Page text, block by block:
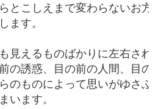
とこしえまで変わらないお方
ます。
見えるものばかりに左右され
の誘惑、目の前の人間、目の
のものによって思いがゆさぶ
います。